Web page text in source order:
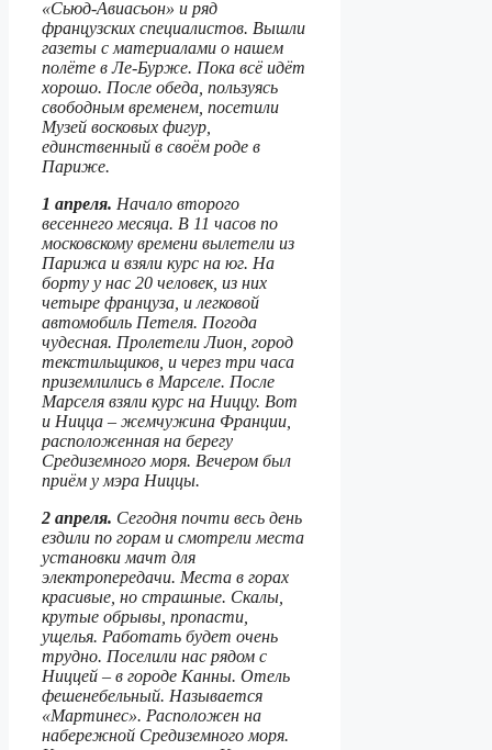
«Сьюд-Авиасьон» и ряд
французских специалистов. Вышли
газеты с материалами о нашем
полёте в Ле-Бурже. Пока всё идёт
хорошо. После обеда, пользуясь
свободным временем, посетили
Музей восковых фигур,
единственный в своём роде в
Париже.
1 апреля. Начало второго
весеннего месяца. В 11 часов по
московскому времени вылетели из
Парижа и взяли курс на юг. На
борту у нас 20 человек, из них
четыре француза, и легковой
автомобиль Петеля. Погода
чудесная. Пролетели Лион, город
текстильщиков, и через три часа
приземлились в Марселе. После
Марселя взяли курс на Ниццу. Вот
и Ницца – жемчужина Франции,
расположенная на берегу
Средиземного моря. Вечером был
приём у мэра Ниццы.
2 апреля. Сегодня почти весь день
ездили по горам и смотрели места
установки мачт для
электропередачи. Места в горах
красивые, но страшные. Скалы,
крутые обрывы, пропасти,
ущелья. Работать будет очень
трудно. Поселили нас рядом с
Ниццей – в городе Канны. Отель
фешенебельный. Называется
«Мартинес». Расположен на
набережной Средиземного моря.